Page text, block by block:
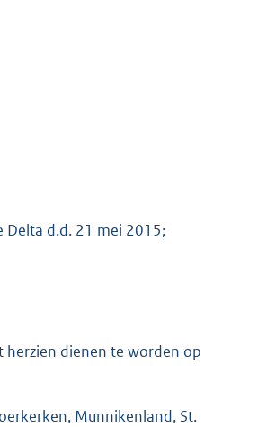
Delta d.d. 21 mei 2015;
herzien dienen te worden op
Munnikenland, St.